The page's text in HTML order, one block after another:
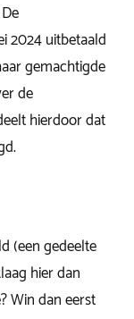
2024 uitbetaald
gemachtigde
de
hierdoor dat
(een gedeelte
hier dan
Win dan eerst